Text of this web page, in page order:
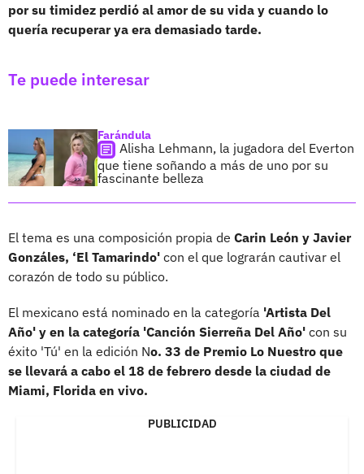
por su timidez perdió al amor de su vida y cuando lo
quería recuperar ya era demasiado tarde.
Te puede interesar
Farándula
Alisha Lehmann, la jugadora del Everton
que tiene soñando a más de uno por su
fascinante belleza
El tema es una composición propia de Carin León y Javier
Gonzáles, ‘El Tamarindo' con el que lograrán cautivar el
corazón de todo su público.
El mexicano está nominado en la categoría 'Artista Del
Año' y en la categoría 'Canción Sierreña Del Año' con su
éxito 'Tú' en la edición No. 33 de Premio Lo Nuestro que
se llevará a cabo el 18 de febrero desde la ciudad de
Miami, Florida en vivo.
PUBLICIDAD